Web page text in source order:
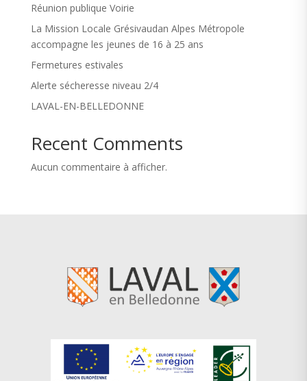
Réunion publique Voirie
La Mission Locale Grésivaudan Alpes Métropole
accompagne les jeunes de 16 à 25 ans
Fermetures estivales
Alerte sécheresse niveau 2/4
LAVAL-EN-BELLEDONNE
Recent Comments
Aucun commentaire à afficher.